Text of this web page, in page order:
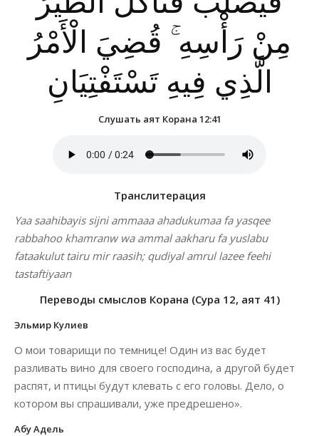
مِنْ رَأْسِهِ ۚ قُضِيَ الْأَمْرُ
الَّذِي فِيهِ تَسْتَفْتِيَانِ
Слушать аят Корана 12:41
Транслитерация
Yaa saahibayis sijni ammaaa ahadukumaa fa yasqee
rabbahoo khamranw wa ammal aakharu fa yuslabu
fataakulut tairu mir raasih; qudiyal amrul lazee feehi
tastaftiyaan
Переводы смыслов Корана (Сура 12, аят 41)
Эльмир Кулиев
О мои товарищи по темнице! Один из вас будет
разливать вино для своего господина, а другой будет
распят, и птицы будут клевать с его головы. Дело, о
котором вы спрашивали, уже предрешено».
Абу Адель